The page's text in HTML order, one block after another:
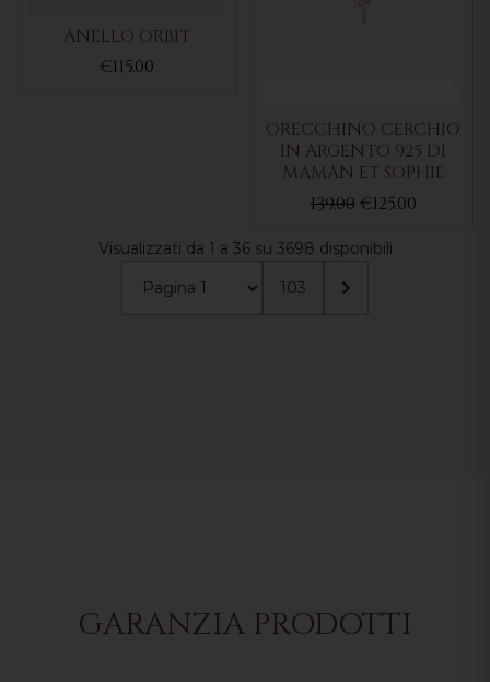
ANELLO ORBIT
€115.00
ORECCHINO CERCHIO
IN ARGENTO 925 DI
MAMAN ET SOPHIE
139.00€125.00
Visualizzati da 1 a 36 su 3698 disponibili
103
GARANZIA PRODOTTI